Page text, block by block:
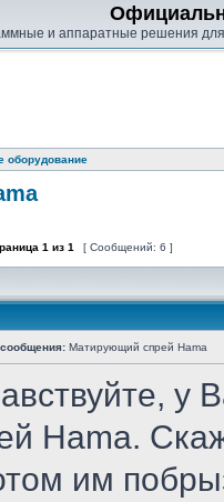
и аппаратные решения
оборудование
1 из 1 [ Сообщений: 6 ]
Матирующий спрей Hama
у
Hama.
им